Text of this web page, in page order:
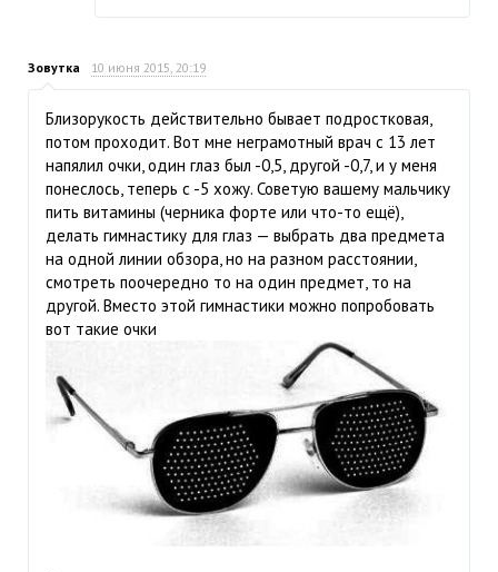
Зовутка 10 июня 2015, 20:19
Близорукость действительно бывает подростковая,
потом проходит. Вот мне неграмотный врач с 13 лет
напялил очки, один глаз был -0,5, другой -0,7, и у меня
понеслось, теперь с -5 хожу. Советую вашему мальчику
пить витамины (черника форте или что-то ещё),
делать гимнастику для глаз — выбрать два предмета
на одной линии обзора, но на разном расстоянии,
смотреть поочередно то на один предмет, то на
другой. Вместо этой гимнастики можно попробовать
вот такие очки